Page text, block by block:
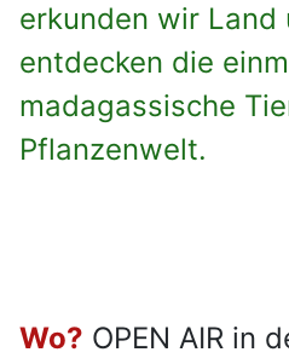
erkunden wir Land
entdecken die
madagassische
Pflanzenwelt.
Wo? OPEN AIR in